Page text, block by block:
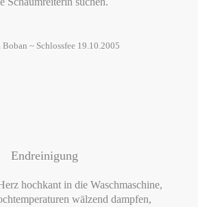
~ Schlossfee 19.10.2005
Endreinigung
hochkant in die Waschmaschine,
wälzend dampfen,